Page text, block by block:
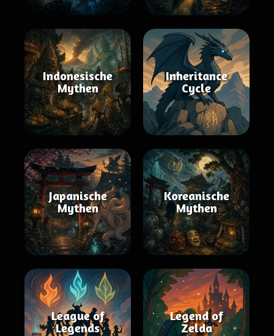
Indonesische
Mythen
Inheritance
Cycle
Japanische
Mythen
Koreanische
Mythen
League of
Legends
Legend of
Zelda